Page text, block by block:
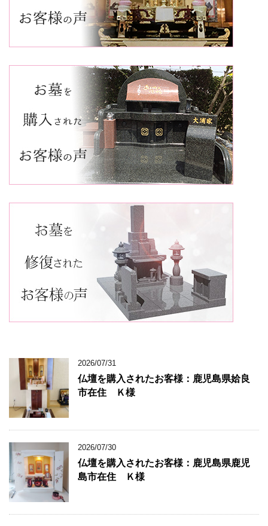
2026/07/31
仏壇を購入されたお客様：鹿児島県姶良
市在住 Ｋ様
2026/07/30
仏壇を購入されたお客様：鹿児島県鹿児
島市在住 Ｋ様